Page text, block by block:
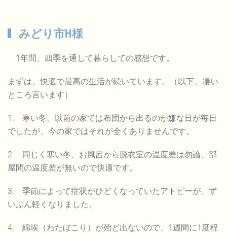
みどり市H様
1年間、四季を通して暮らしての感想です。
まずは、快適で最高の生活が続いています。（以下、凄い
ところ言います）
1. 寒い冬、以前の家では布団から出るのが嫌な日が毎日
でしたが、今の家ではそれが全くありませんです。
2. 同じく寒い冬、お風呂から脱衣室の温度差は勿論、部
屋間の温度差が無いので快適です。
3. 季節によって症状がひどくなっていたアトピーが、ず
いぶん軽くなりました。
4. 綿埃（わたぼこり）が殆ど出ないので、1週間に1度程